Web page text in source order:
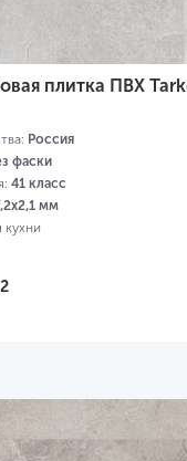
плитка ПВХ
Россия
фаски
41 класс
мм
кухни